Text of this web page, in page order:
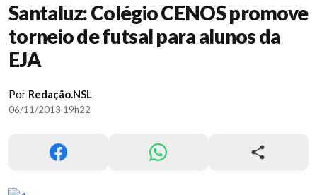
Santaluz: Colégio CENOS promove
torneio de futsal para alunos da
EJA
Por Redação.NSL
06/11/2013 19h22